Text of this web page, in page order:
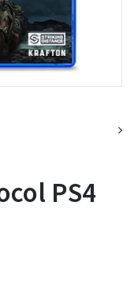
PS4